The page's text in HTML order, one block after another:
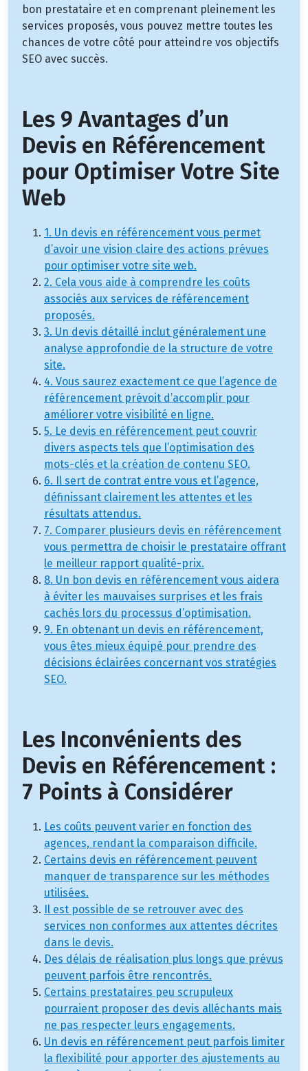
bon prestataire et en comprenant pleinement les
services proposés, vous pouvez mettre toutes les
chances de votre côté pour atteindre vos objectifs
SEO avec succès.
Les 9 Avantages d’un
Devis en Référencement
pour Optimiser Votre Site
Web
1. Un devis en référencement vous permet
d’avoir une vision claire des actions prévues
pour optimiser votre site web.
2. Cela vous aide à comprendre les coûts
associés aux services de référencement
proposés.
3. Un devis détaillé inclut généralement une
analyse approfondie de la structure de votre
site.
4. Vous saurez exactement ce que l’agence de
référencement prévoit d’accomplir pour
améliorer votre visibilité en ligne.
5. Le devis en référencement peut couvrir
divers aspects tels que l’optimisation des
mots-clés et la création de contenu SEO.
6. Il sert de contrat entre vous et l’agence,
définissant clairement les attentes et les
résultats attendus.
7. Comparer plusieurs devis en référencement
vous permettra de choisir le prestataire offrant
le meilleur rapport qualité-prix.
8. Un bon devis en référencement vous aidera
à éviter les mauvaises surprises et les frais
cachés lors du processus d’optimisation.
9. En obtenant un devis en référencement,
vous êtes mieux équipé pour prendre des
décisions éclairées concernant vos stratégies
SEO.
Les Inconvénients des
Devis en Référencement :
7 Points à Considérer
Les coûts peuvent varier en fonction des
agences, rendant la comparaison difficile.
Certains devis en référencement peuvent
manquer de transparence sur les méthodes
utilisées.
Il est possible de se retrouver avec des
services non conformes aux attentes décrites
dans le devis.
Des délais de réalisation plus longs que prévus
peuvent parfois être rencontrés.
Certains prestataires peu scrupuleux
pourraient proposer des devis alléchants mais
ne pas respecter leurs engagements.
Un devis en référencement peut parfois limiter
la flexibilité pour apporter des ajustements au